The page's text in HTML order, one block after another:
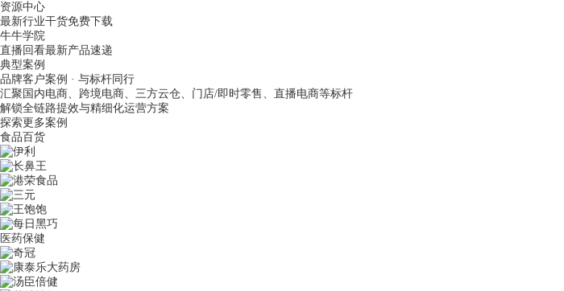
资源中心
最新行业干货免费下载
牛牛学院
直播回看最新产品速递
典型案例
品牌客户案例 · 与标杆同行
汇聚国内电商、跨境电商、三方云仓、门店/即时零售、直播电商等标杆
解锁全链路提效与精细化运营方案
探索更多案例
食品百货
医药保健